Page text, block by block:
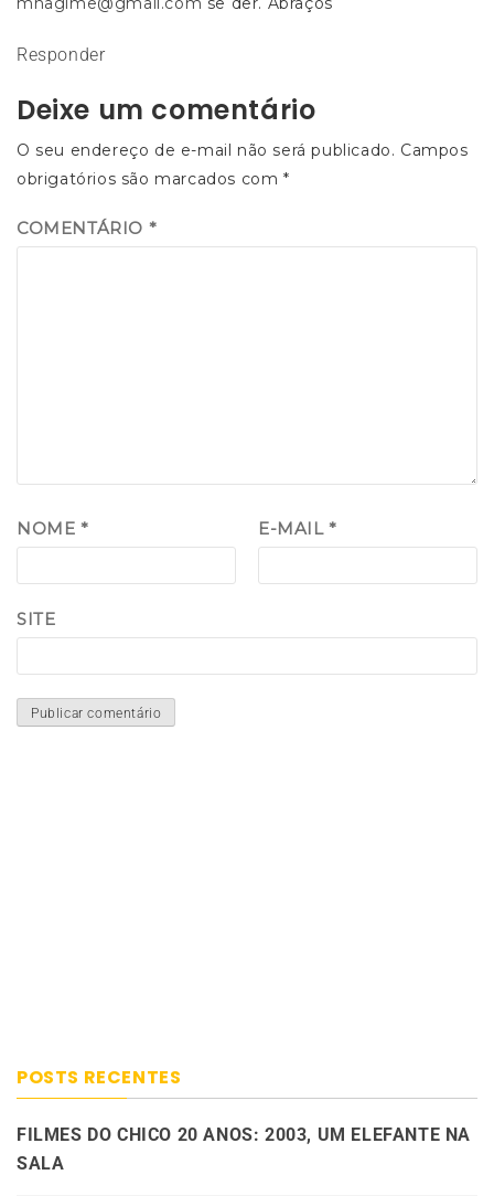
Responder
Deixe um comentário
O seu endereço de e-mail não será publicado. Campos
obrigatórios são marcados com*
COMENTÁRIO *
NOME * E-MAIL*
SITE
POSTS RECENTES
FILMES DO CHICO 20 ANOS: 2003, UM ELEFANTE NA
SALA